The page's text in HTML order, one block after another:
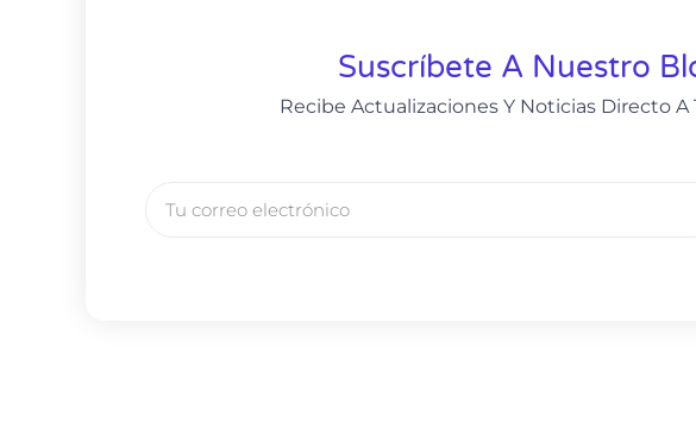
Suscríbete A Nuestro
Recibe Actualizaciones Y Noticias Directo A